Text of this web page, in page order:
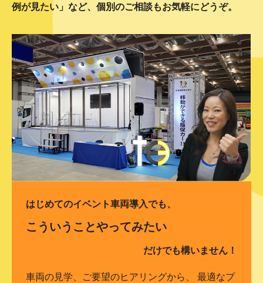
例が見たい」など、個別のご相談もお気軽にどうぞ。
はじめてのイベント車両導入でも、
こういうことやってみたい
だけでも構いません！
車両の見学、ご要望のヒアリングから、 最適なプ